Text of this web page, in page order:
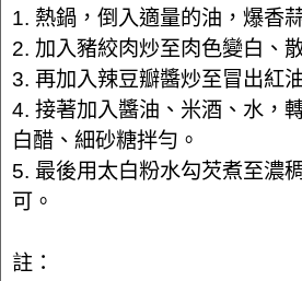
1. 熱鍋，倒入適量的油，爆香
2. 加入豬絞肉炒至肉色變白、
3. 再加入辣豆瓣醬炒至冒出紅
4. 接著加入醬油、米酒、水，
白醋、細砂糖拌勻。
5. 最後用太白粉水勾芡煮至濃
可。
註：